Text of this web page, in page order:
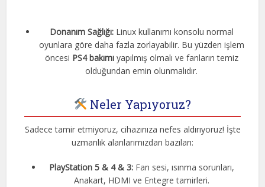
Donanım Sağlığı:Linux kullanımı konsolu normal
oyunlara göre daha fazla zorlayabilir. Bu yüzden işlem
öncesi PS4 bakımıyapılmış olmalı ve fanların temiz
olduğundan emin olunmalıdır.
Neler Yapıyoruz?
Sadece tamir etmiyoruz, cihazınıza nefes aldırıyoruz! İşte
uzmanlık alanlarımızdan bazıları:
PlayStation 5 & 4 & 3:Fan sesi, ısınma sorunları,
Anakart, HDMI ve Entegre tamirleri.